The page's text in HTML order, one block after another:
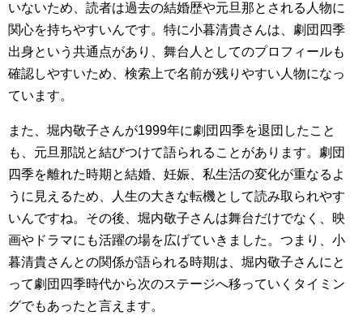
いないため、読者は過去の結婚歴や元旦那とされる人物に
関心を持ちやすいんです。特に小暮清貴さんは、劇団四季
出身という共通点があり、舞台人としてのプロフィールも
確認しやすいため、検索上で名前が残りやすい人物になっ
ています。
また、堀内敬子さんが1999年に劇団四季を退団したこと
も、元旦那説と結びつけて語られることがあります。劇団
四季を離れた時期と結婚、妊娠、私生活の変化が重なるよ
うに見えるため、人生の大きな転機として読み取られやす
いんですね。その後、堀内敬子さんは舞台だけでなく、映
画やドラマにも活躍の場を広げていきました。つまり、小
暮清貴さんとの関係が語られる時期は、堀内敬子さんにと
って劇団四季時代から次のステージへ移っていくタイミン
グでもあったと言えます。